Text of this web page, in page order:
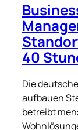
40
Die
aufbauen
betreibt